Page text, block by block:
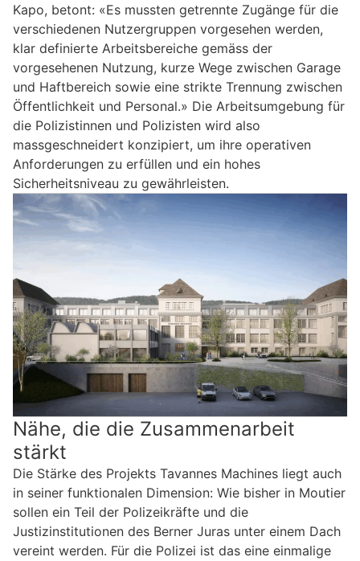
Kapo, betont: «Es mussten getrennte Zugänge für die
verschiedenen Nutzergruppen vorgesehen werden,
klar definierte Arbeitsbereiche gemäss der
vorgesehenen Nutzung, kurze Wege zwischen Garage
und Haftbereich sowie eine strikte Trennung zwischen
Öffentlichkeit und Personal.» Die Arbeitsumgebung für
die Polizistinnen und Polizisten wird also
massgeschneidert konzipiert, um ihre operativen
Anforderungen zu erfüllen und ein hohes
Sicherheitsniveau zu gewährleisten.
Nähe, die die Zusammenarbeit
stärkt
Die Stärke des Projekts Tavannes Machines liegt auch
in seiner funktionalen Dimension: Wie bisher in Moutier
sollen ein Teil der Polizeikräfte und die
Justizinstitutionen des Berner Juras unter einem Dach
vereint werden. Für die Polizei ist das eine einmalige